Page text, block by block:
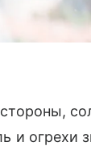
и огрехи